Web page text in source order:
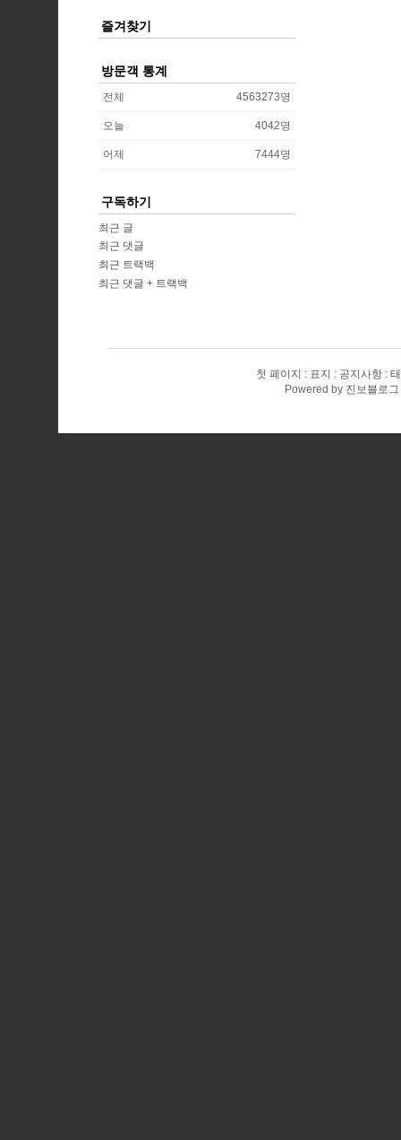
즐겨찾기
방문객 통계
전체 4563273명
오늘 4042명
어제 7444명
구독하기
최근 글
최근 댓글
최근 트랙백
최근 댓글 + 트랙백
첫 페이지 표지 공지사항
Powered by 진보블로그